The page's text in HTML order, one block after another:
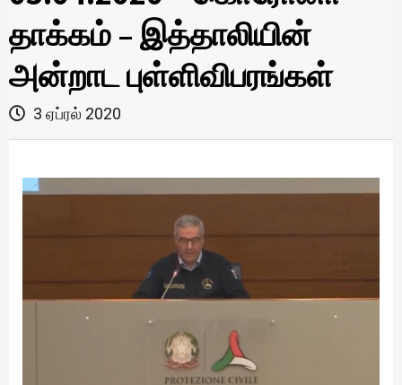
தாக்கம் – இத்தாலியின்
அன்றாட புள்ளிவிபரங்கள்
3 ஏப்ரல் 2020